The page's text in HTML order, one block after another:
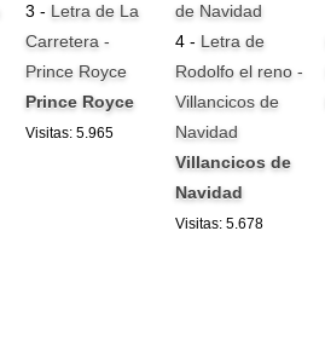
3 - Letra de La
Carretera -
Prince Royce
Prince Royce
Visitas: 5.965
4 - Letra de
Rodolfo el reno -
Villancicos de
Navidad
Villancicos de
Navidad
Visitas: 5.678